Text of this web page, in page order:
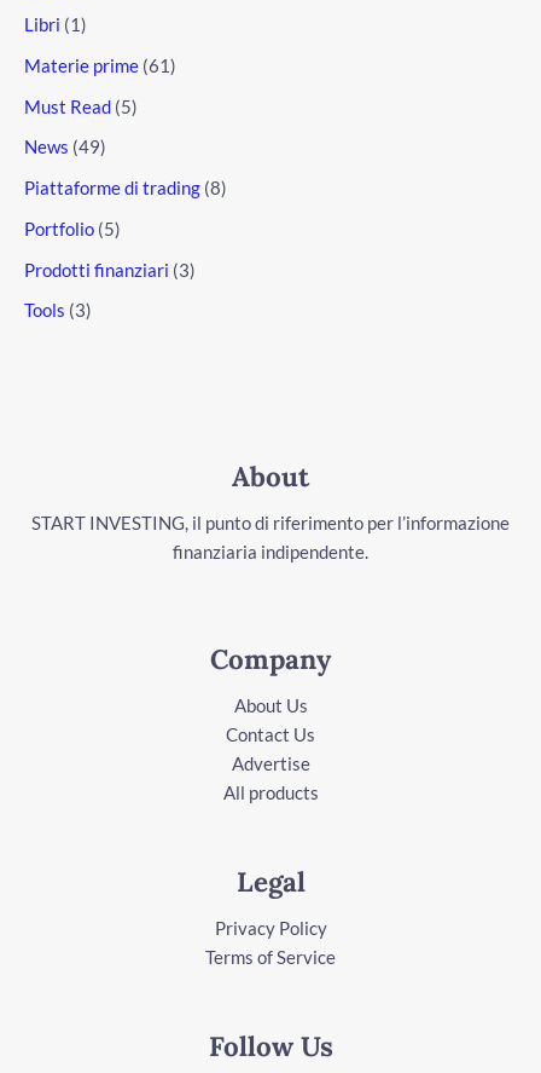
Libri (1)
Materie prime (61)
Must Read (5)
News (49)
Piattaforme di trading (8)
Portfolio (5)
Prodotti finanziari (3)
Tools (3)
About
START INVESTING, il punto di riferimento per l’informazione
finanziaria indipendente.
Company
About Us
Contact Us
Advertise
All products
Legal
Privacy Policy
Terms of Service
Follow Us